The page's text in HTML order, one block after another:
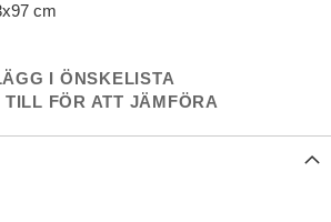
cm
I ÖNSKELISTA
TILL FÖR ATT JÄMFÖRA